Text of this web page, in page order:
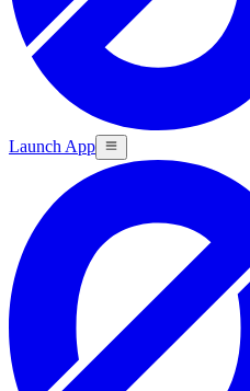
Launch App